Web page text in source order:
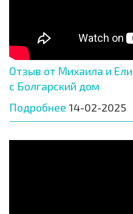
Отзыв от Михаила и
с Болгарский дом
Подробнее 14-02-2025